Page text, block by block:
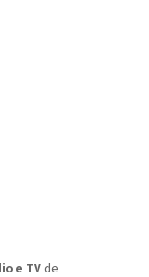
e TVde